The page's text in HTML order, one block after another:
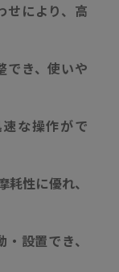
せにより、高
でき、使いや
な操作がで
性に優れ、
設置でき、